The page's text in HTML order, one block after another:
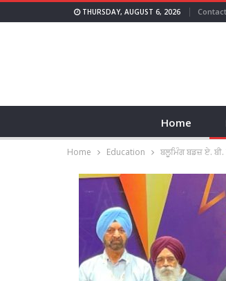
THURSDAY, AUGUST 6, 2026 Contact
Home
Home Education ਬਲੂਮਿੰਗ ਬਡਜ਼ ਏ.